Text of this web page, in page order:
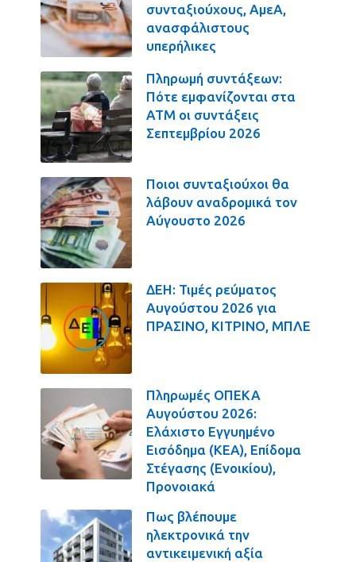
συνταξιούχους, ΑμεΑ,
ανασφάλιστους
υπερήλικες
Πληρωμή συντάξεων:
Πότε εμφανίζονται στα
ΑΤΜ οι συντάξεις
Σεπτεμβρίου 2026
Ποιοι συνταξιούχοι θα
λάβουν αναδρομικά τον
Αύγουστο 2026
ΔΕΗ: Τιμές ρεύματος
Αυγούστου 2026 για
ΠΡΑΣΙΝΟ, ΚΙΤΡΙΝΟ, ΜΠΛΕ
Πληρωμές ΟΠΕΚΑ
Αυγούστου 2026:
Ελάχιστο Εγγυημένο
Εισόδημα (ΚΕΑ), Επίδομα
Στέγασης (Ενοικίου),
Προνοιακά
Πως βλέπουμε
ηλεκτρονικά την
αντικειμενική αξία